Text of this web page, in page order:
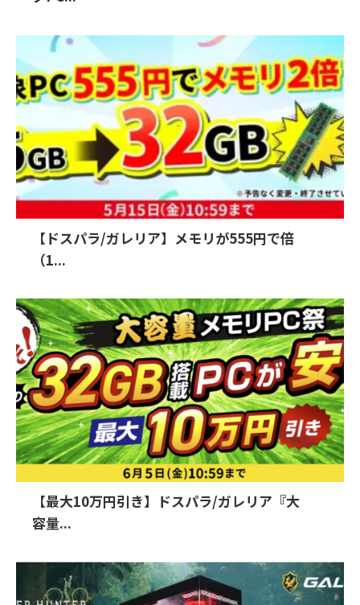
【ドスパラ/ガレリア】メモリが555円で倍
（1...
【最大10万円引き】ドスパラ/ガレリア『大
容量...